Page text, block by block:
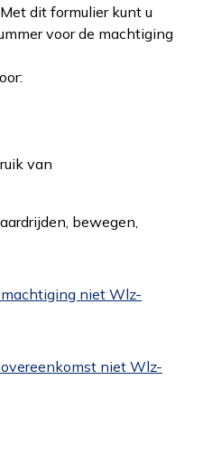
bereiken.
af te
dit formulier kunt u
voor de machtiging
van
bewegen,
niet Wlz-
niet Wlz-